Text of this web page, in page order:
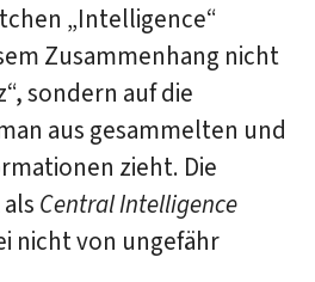
„Intelligence“
Zusammenhang nicht
sondern auf die
aus gesammelten und
zieht. Die
Central Intelligence
nicht von ungefähr